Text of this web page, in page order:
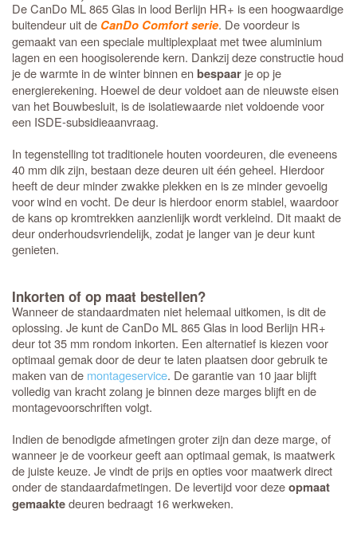
De CanDo ML 865 Glas in lood Berlijn HR+ is een hoogwaardige
buitendeur uit de CanDo Comfort serie. De voordeur is
gemaakt van een speciale multiplexplaat met twee aluminium
lagen en een hoogisolerende kern. Dankzij deze constructie houd
je de warmte in de winter binnen enbespaar je op je
energierekening. Hoewel de deur voldoet aan de nieuwste eisen
van het Bouwbesluit, is de isolatiewaarde niet voldoende voor
een ISDE-subsidieaanvraag.
In tegenstelling tot traditionele houten voordeuren, die eveneens
40 mm dik zijn, bestaan deze deuren uit één geheel. Hierdoor
heeft de deur minder zwakke plekken en is ze minder gevoelig
voor wind en vocht. De deur is hierdoor enorm stabiel, waardoor
de kans op kromtrekken aanzienlijk wordt verkleind. Dit maakt de
deur onderhoudsvriendelijk, zodat je langer van je deur kunt
genieten.
Inkorten of op maat bestellen?
Wanneer de standaardmaten niet helemaal uitkomen, is dit de
oplossing. Je kunt de CanDo ML 865 Glas in lood Berlijn HR+
deur tot 35 mm rondom inkorten. Een alternatief is kiezen voor
optimaal gemak door de deur te laten plaatsen door gebruik te
maken van de montageservice. De garantie van 10 jaar blijft
volledig van kracht zolang je binnen deze marges blijft en de
montagevoorschriften volgt.
Indien de benodigde afmetingen groter zijn dan deze marge, of
wanneer je de voorkeur geeft aan optimaal gemak, is maatwerk
de juiste keuze. Je vindt de prijs en opties voor maatwerk direct
onder de standaardafmetingen. De levertijd voor dezeopmaat
gemaaktedeuren bedraagt 16 werkweken.